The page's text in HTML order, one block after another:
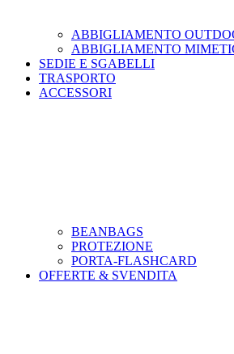
ABBIGLIAMENTO
ABBIGLIAMENTO
SEDIE E SGABELLI
TRASPORTO
ACCESSORI
BEANBAGS
PROTEZIONE
PORTA-FLASHCARD
OFFERTE & SVENDITA